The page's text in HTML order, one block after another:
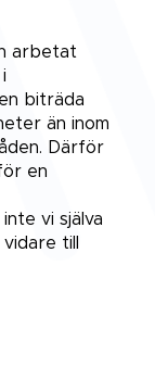
arbetat
biträda
än inom
Därför
en
vi själva
till